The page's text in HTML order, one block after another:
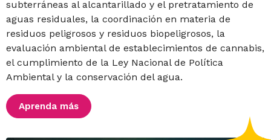
subterráneas al alcantarillado y el pretratamiento de
aguas residuales, la coordinación en materia de
residuos peligrosos y residuos biopeligrosos, la
evaluación ambiental de establecimientos de cannabis,
el cumplimiento de la Ley Nacional de Política
Ambiental y la conservación del agua.
Aprenda más